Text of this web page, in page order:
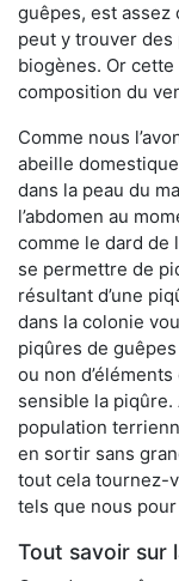
guêpes, est assez
peut y trouver des
biogènes. Or
composition du
Comme nous
abeille
dans la peau du
l’abdomen au
comme le dard de
se permettre de
résultant d’une
dans la colonie
piqûres de
ou non
sensible la piqûre.
population
en sortir sans
tout cela tournez-
tels que nous pour
Tout savoir sur